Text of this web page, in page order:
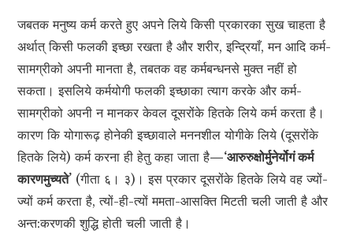
जबतक मनुष्य कर्म करते हुए अपने लिये किसी प्रकारका सुख चाहता है
अर्थात् किसी फलकी इच्छा रखता है और शरीर, इन्द्रियाँ, मन आदि कर्म-
सामग्रीको अपनी मानता है, तबतक वह कर्मबन्धनसे मुक्त नहीं हो
सकता। इसलिये कर्मयोगी फलकी इच्छाका त्याग करके और कर्म-
सामग्रीको अपनी न मानकर केवल दूसरोंके हितके लिये कर्म करता है।
कारण कि योगारूढ़ होनेकी इच्छावाले मननशील योगीके लिये (दूसरोंके
हितके लिये) कर्म करना ही हेतु कहा जाता है—‘आरुरुक्षोर्मुनेर्योगं कर्म
कारणमुच्यते’ (गीता ६। ३)। इस प्रकार दूसरोंके हितके लिये वह ज्यों-
ज्यों कर्म करता है, त्यों-ही-त्यों ममता-आसक्ति मिटती चली जाती है और
अन्त:करणकी शुद्धि होती चली जाती है।